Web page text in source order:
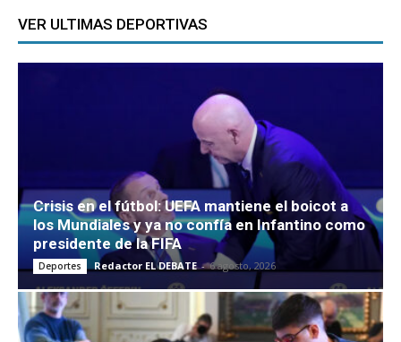
VER ULTIMAS DEPORTIVAS
Crisis en el fútbol: UEFA mantiene el boicot a
los Mundiales y ya no confía en Infantino como
presidente de la FIFA
Deportes Redactor EL DEBATE - 6 agosto, 2026